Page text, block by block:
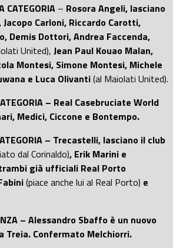
CATEGORIA – Rosora Angeli, lasciano
Carloni, Riccardo Carotti,
Demis Dottori, Andrea Faccenda,
United), Jean Paul Kouao Malan,
Montesi, Simone Montesi, Michele
e Luca Olivanti(al Maiolati United).
– Real Casebruciate World
Medici, Ciccone e Bontempo.
– Trecastelli, lasciano il club
dal Corinaldo), Erik Marini e
già ufficiali Real Porto
(piace anche lui al Real Porto) e
– Alessandro Sbaffo è un nuovo
Treia. Confermato Melchiorri.